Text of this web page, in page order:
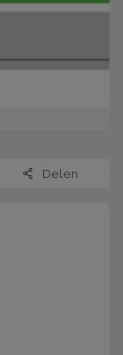
Delen